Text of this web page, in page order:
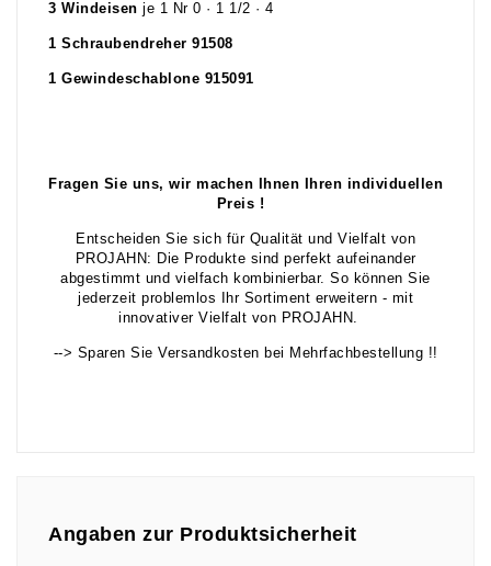
3 Windeisen je 1 Nr 0 · 1 1/2 · 4
1 Schraubendreher 91508
1 Gewindeschablone 915091
Fragen Sie uns, wir machen Ihnen Ihren individuellen
Preis !
Entscheiden Sie sich für Qualität und Vielfalt von
PROJAHN: Die Produkte sind perfekt aufeinander
abgestimmt und vielfach kombinierbar. So können Sie
jederzeit problemlos Ihr Sortiment erweitern - mit
innovativer Vielfalt von PROJAHN.
--> Sparen Sie Versandkosten bei Mehrfachbestellung !!
Angaben zur Produktsicherheit